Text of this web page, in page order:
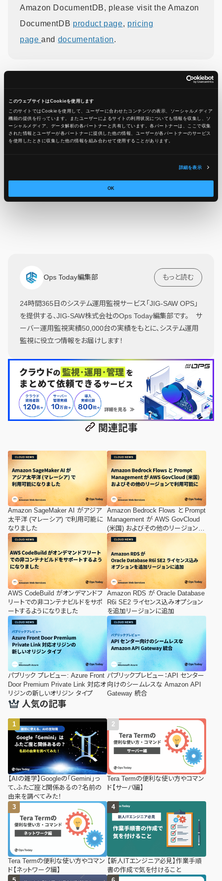
このウェブサイトはCookieを使用します
このサイトではCookieを使用して、ユーザーに合わせたコンテンツの表示、ソーシャルメディア
機能の提供を行っています。またユーザーによるサイトの利用状況についても情報を収集し、ソ
ーシャルメディア、データ解析の各パートナーと共有しています。各パートナーは、ここで収集
された情報とユーザーが各パートナーに提供した他の情報、ユーザーが各パートナーのサービス
を使用したときに収集した他の情報を組み合わせて使用​​することがあります。
詳細を表示
OK
Amazon DocumentDB, please visit the Amazon
DocumentDB product page, pricing
pageand documentation.
AWS Toolkit for Visual Studio Code now
supports Amazon DocumentDB (with MongoDB
compatibility)
Ops Today編集部 もっと読む
24時間365日のシステム運用監視サービス「JIG-SAW OPS」
を提供する、JIG-SAW株式会社のOps Today編集部です。 サ
ーバー運用監視実績50,000台の実績をもとに、システム運用
監視に役立つ情報をお届けします！
関連記事
Amazon SageMaker AI がアジア
太平洋 (マレーシア) で利用可能に
なりました
Amazon Bedrock Flows と Prompt
Management が AWS GovCloud
(米国) およびその他のリージョンで
利用可能に
AWS CodeBuild がオンデマンドフ
リートでの非コンテナビルドをサポ
ートするようになりました
Amazon RDS が Oracle Database
R6i SE2 ライセンス込みオプション
を追加リージョンに追加
パブリック プレビュー: Azure Front
Door Premium Private Link 対応オ
リジンの新しいオリジン タイプ
パブリックプレビュー：API センター
向けのシームレスな Amazon API
Gateway 統合
人気の記事
【AIの雑学】Googleの「Gemini」っ
て、ふたご座と関係あるの？名前の
由来を調べてみた！
Tera Termの便利な使い方やコマン
ド【サーバ編】
Tera Termの便利な使い方やコマン
ド【ネットワーク編】
【新人ITエンジニア必見】作業手順
書の作成で気を付けること